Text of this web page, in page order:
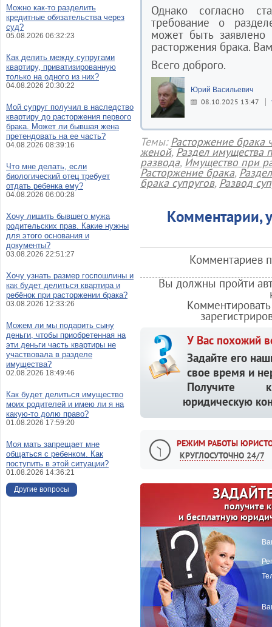
Однако согласно
требование о
может быть
расторжения брака.
Всего доброго.
Юрий Васильевич
08.10.2025 13:47
Темы:Расторжение брака
женой, Раздел имущества
развода, Имущество при
Расторжение брака,
брака супругов, Развод
Комментарии,
Комментариев
Вы должны пройти
У Вас похожий
Задайте его
свое время и
Получите
юридическую
РЕЖИМ РАБОТЫ
КРУГЛОСУТОЧНО 24/7
получите
и бесплатную
Можно как-то разделить
кредитные обязательства через
суд?
05.08.2026 06:32:23
Как делить между супругами
квартиру, приватизированную
только на одного из них?
04.08.2026 20:30:22
Мой супруг получил в наследство
квартиру до расторжения первого
брака. Может ли бывшая жена
претендовать на ее часть?
04.08.2026 08:39:16
Что мне делать, если
биологический отец требует
отдать ребенка ему?
04.08.2026 06:00:28
Хочу лишить бывшего мужа
родительских прав. Какие нужны
для этого основания и
документы?
03.08.2026 22:51:27
Хочу узнать размер госпошлины и
как будет делиться квартира и
ребёнок при расторжении брака?
03.08.2026 12:33:26
Можем ли мы подарить сыну
деньги, чтобы приобретенная на
эти деньги часть квартиры не
участвовала в разделе
имущества?
02.08.2026 18:49:46
Как будет делиться имущество
моих родителей и имею ли я на
какую-то долю право?
01.08.2026 17:59:20
Моя мать запрещает мне
общаться с ребенком. Как
поступить в этой ситуации?
01.08.2026 14:36:21
Другие вопросы